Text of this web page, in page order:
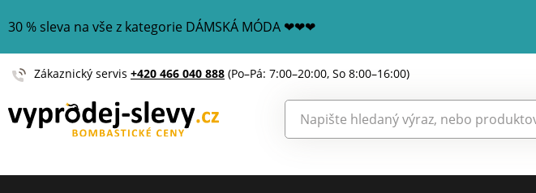
30 % sleva na vše z kategorie DÁMSKÁ MÓDA ❤❤❤
Zákaznický servis +420 466 040 888 (Po–Pá: 7:00–20:00, So 8:00–16:00)